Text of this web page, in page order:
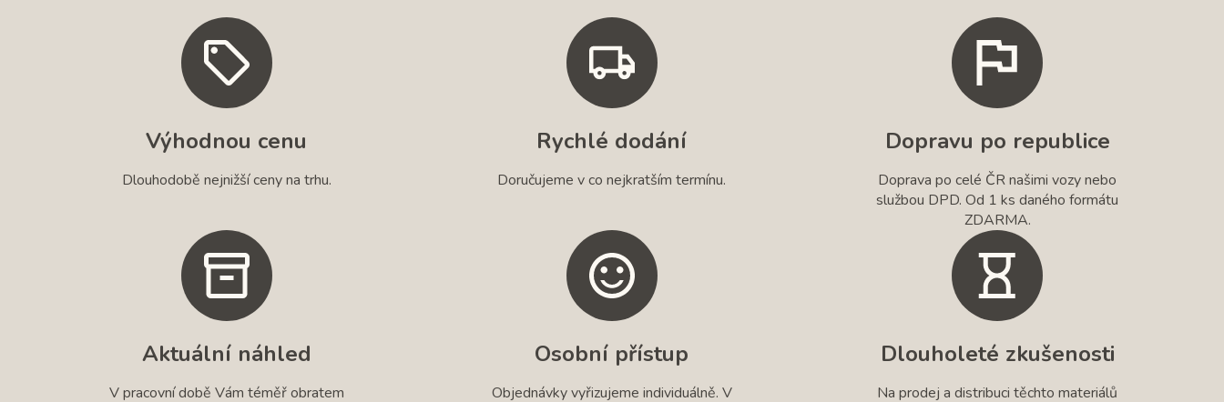
Výhodnou cenu
Dlouhodobě nejnižší ceny na trhu.
Rychlé dodání
Doručujeme v co nejkratším termínu.
Dopravu po republice
Doprava po celé ČR našimi vozy nebo
službou DPD. Od 1 ks daného formátu
ZDARMA.
Aktuální náhled
V pracovní době Vám téměř obratem
Osobní přístup
Objednávky vyřizujeme individuálně. V
Dlouholeté zkušenosti
Na prodej a distribuci těchto materiálů